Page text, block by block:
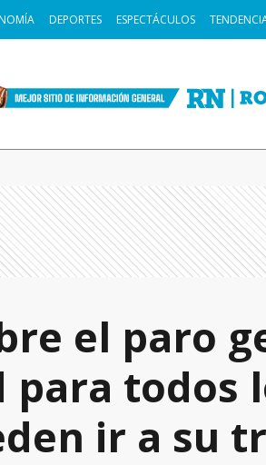
DEPORTES ESPECTÁCULOS
el paro
para todos
ir a su